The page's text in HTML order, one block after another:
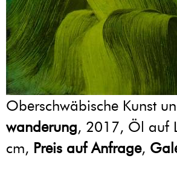
Oberschwäbische Kunst
wanderung, 2017, Öl auf
cm, Preis auf Anfrage,